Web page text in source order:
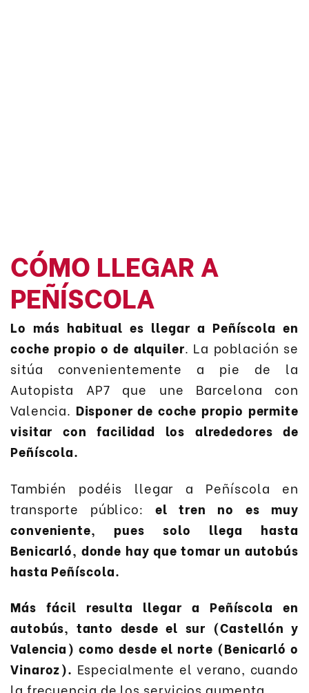
CÓMO LLEGAR A
PEÑÍSCOLA
Lo más habitual es llegar a Peñíscola en
coche propio o de alquiler. La población se
sitúa convenientemente a pie de la
Autopista AP7 que une Barcelona con
Valencia. Disponer de coche propio permite
visitar con facilidad los alrededores de
Peñíscola.
También podéis llegar a Peñíscola en
transporte público: el tren no es muy
conveniente, pues solo llega hasta
Benicarló, donde hay que tomar un autobús
hasta Peñíscola.
Más fácil resulta llegar a Peñíscola en
autobús, tanto desde el sur (Castellón y
Valencia) como desde el norte (Benicarló o
Vinaroz). Especialmente el verano, cuando